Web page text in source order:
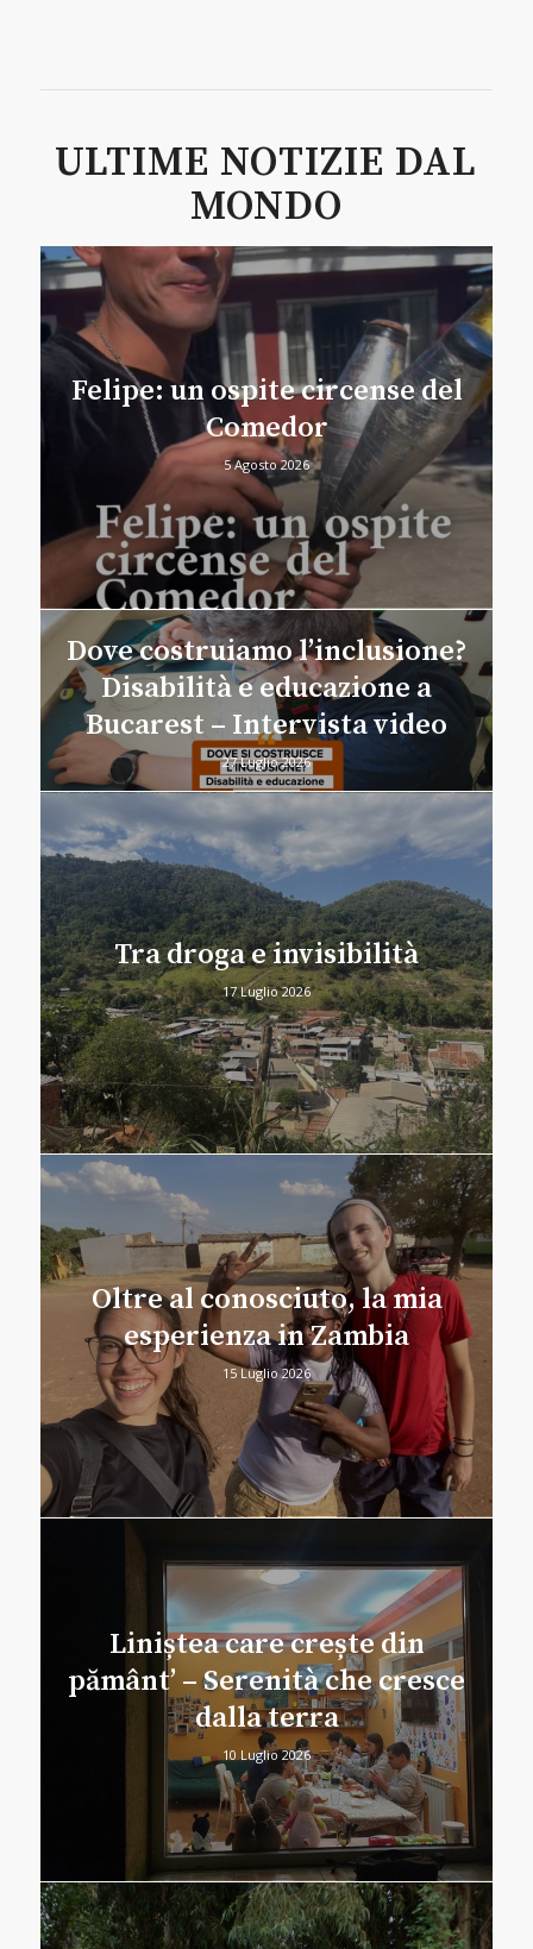
ULTIME NOTIZIE DAL
MONDO
Felipe: un ospite circense del
Comedor
5 Agosto 2026
Dove costruiamo l’inclusione?
Disabilità e educazione a
Bucarest – Intervista video
27 Luglio 2026
Tra droga e invisibilità
17 Luglio 2026
Oltre al conosciuto, la mia
esperienza in Zambia
15 Luglio 2026
Liniștea care crește din
pământ’ – Serenità che cresce
dalla terra
10 Luglio 2026